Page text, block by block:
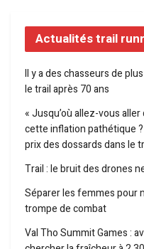
Actualités trail
Il y a des chasseurs de
le trail après 70 ans
« Jusqu’où allez-vous
cette inflation pathétique
prix des dossards dans le
Trail : le bruit des drones
Séparer les femmes pour
trompe de combat
Val Tho Summit Games :